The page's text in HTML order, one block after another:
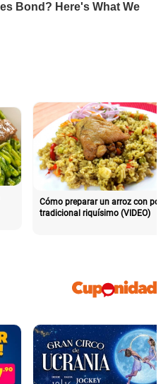
Cómo preparar un arroz con pollo
tradicional riquísimo (VIDEO)